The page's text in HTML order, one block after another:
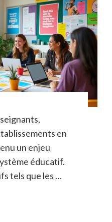
en
un enjeu
éducatif.
tels que les …